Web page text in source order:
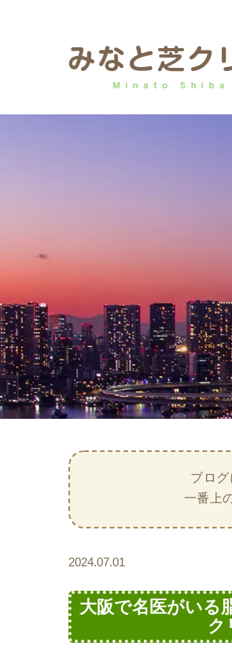
ブロ
一番上
2024.07.01
大阪で名医がいる
ク